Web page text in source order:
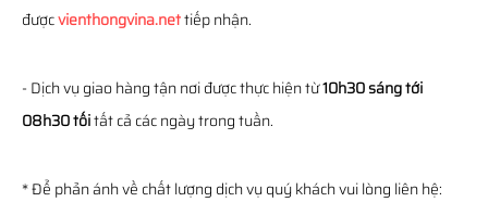
đượcvienthongvina.nettiếp nhận.
- Dịch vụ giao hàng tận nơi được thực hiện từ10h30 sáng tới
08h30 tốitất cả các ngày trong tuần.
* Để phản ánh về chất lượng dịch vụ quý khách vui lòng liên hệ: